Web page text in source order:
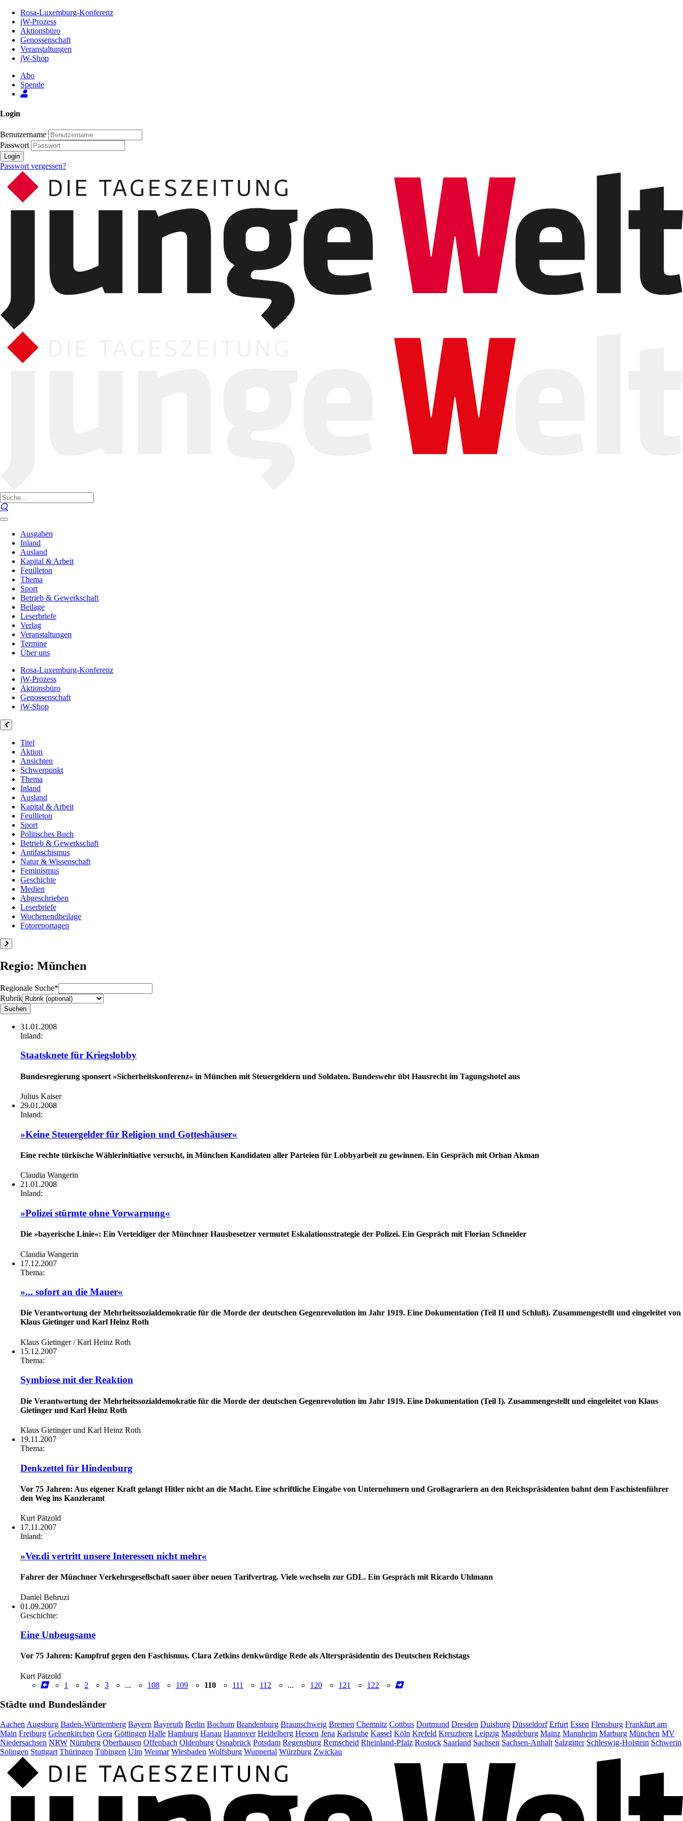
Inhalt
Seite
Rosa-Luxemburg-Konferenz
jW-Prozess
Aktionsbüro
Genossenschaft
Veranstaltungen
jW-Shop
Abo
Spende
Login
Benutzername
Passwort
Login
Passwort vergessen?
Ausgaben
Inland
Ausland
Kapital & Arbeit
Feuilleton
Thema
Sport
Betrieb & Gewerkschaft
Beilage
Leserbriefe
Verlag
Veranstaltungen
Termine
Über uns
Rosa-Luxemburg-Konferenz
jW-Prozess
Aktionsbüro
Genossenschaft
jW-Shop
Titel
Aktion
Ansichten
Schwerpunkt
Thema
Inland
Ausland
Kapital & Arbeit
Feuilleton
Sport
Politisches Buch
Betrieb & Gewerkschaft
Antifaschismus
Natur & Wissenschaft
Feminismus
Geschichte
Medien
Abgeschrieben
Leserbriefe
Wochenendbeilage
Fotoreportagen
Regio: München
Regionale Suche*
Rubrik
31.01.2008
Inland:
Staatsknete für Kriegslobby
Bundesregierung sponsert »Sicherheitskonferenz« in München mit Steuergeldern und Soldaten. Bundeswehr übt Hausrecht im Tagungshotel aus
Julius Kaiser
29.01.2008
Inland:
»Keine Steuergelder für Religion und Gotteshäuser«
Eine rechte türkische Wählerinitiative versucht, in München Kandidaten aller Parteien für Lobbyarbeit zu gewinnen. Ein Gespräch mit Orhan Akman
Claudia Wangerin
21.01.2008
Inland:
»Polizei stürmte ohne Vorwarnung«
Die »bayerische Linie«: Ein Verteidiger der Münchner Hausbesetzer vermutet Eskalationsstrategie der Polizei. Ein Gespräch mit Florian Schneider
Claudia Wangerin
17.12.2007
Thema:
»... sofort an die Mauer«
Die Verantwortung der Mehrheitssozialdemokratie für die Morde der deutschen Gegenrevolution im Jahr 1919. Eine Dokumentation (Teil II und Schluß). Zusammengestellt und eingeleitet von
Klaus Gietinger und Karl Heinz Roth
Klaus Gietinger / Karl Heinz Roth
15.12.2007
Thema:
Symbiose mit der Reaktion
Die Verantwortung der Mehrheitssozialdemokratie für die Morde der deutschen Gegenrevolution im Jahr 1919. Eine Dokumentation (Teil I). Zusammengestellt und ­eingeleitet von Klaus
Gietinger und Karl Heinz Roth
Klaus Gietinger und Karl Heinz Roth
19.11.2007
Thema:
Denkzettel für Hindenburg
Vor 75 Jahren: Aus eigener Kraft gelangt Hitler nicht an die Macht. Eine schriftliche Eingabe von Unternehmern und Großagrariern an den Reichspräsidenten bahnt dem Faschistenführer
den Weg ins Kanzleramt
Kurt Pätzold
17.11.2007
Inland:
»Ver.di vertritt unsere Interessen nicht mehr«
Fahrer der Münchner Verkehrsgesellschaft sauer über neuen Tarifvertrag. Viele wechseln zur GDL. Ein Gespräch mit Ricardo Uhlmann
Daniel Behruzi
01.09.2007
Geschichte:
Eine Unbeugsame
Vor 75 Jahren: Kampfruf gegen den Faschismus. Clara Zetkins denkwürdige Rede als Alterspräsidentin des Deutschen Reichstags
Kurt Pätzold
1
2 3 ... 108 109 110 111 112 ... 120 121 122
Städte und Bundesländer
Aachen Augsburg Baden-Württemberg Bayern Bayreuth Berlin Bochum Brandenburg Braunschweig Bremen Chemnitz Cottbus Dortmund Dresden Duisburg Düsseldorf Erfurt Essen Flensburg Frankfurt am
Main Freiburg Gelsenkirchen Gera Göttingen Halle Hamburg Hanau Hannover Heidelberg Hessen Jena Karlsruhe Kassel Köln Krefeld Kreuzberg Leipzig Magdeburg Mainz Mannheim Marburg München MV
Niedersachsen NRW Nürnberg Oberhausen Offenbach Oldenburg Osnabrück Potsdam Regensburg Remscheid Rheinland-Pfalz Rostock Saarland Sachsen Sachsen-Anhalt Salzgitter Schleswig-Holstein Schwerin
Solingen Stuttgart Thüringen Tübingen Ulm Weimar Wiesbaden Wolfsburg Wuppertal Würzburg Zwickau